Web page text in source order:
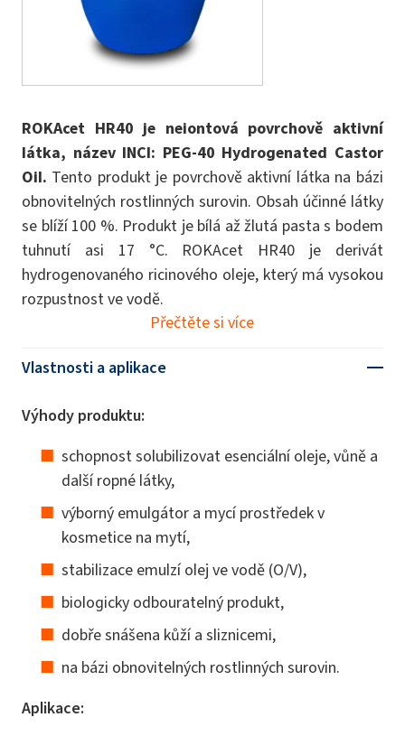
ROKAcet HR40 je neiontová povrchově aktivní
látka, název INCI: PEG-40 Hydrogenated Castor
Oil. Tento produkt je povrchově aktivní látka na bázi
obnovitelných rostlinných surovin. Obsah účinné látky
se blíží 100 %. Produkt je bílá až žlutá pasta s bodem
tuhnutí asi 17 °C. ROKAcet HR40 je derivát
hydrogenovaného ricinového oleje, který má vysokou
rozpustnost ve vodě.
Přečtěte si více
Vlastnosti a aplikace
Výhody produktu:
schopnost solubilizovat esenciální oleje, vůně a
další ropné látky,
výborný emulgátor a mycí prostředek v
kosmetice na mytí,
stabilizace emulzí olej ve vodě (O/V),
biologicky odbouratelný produkt,
dobře snášena kůží a sliznicemi,
na bázi obnovitelných rostlinných surovin.
Aplikace: